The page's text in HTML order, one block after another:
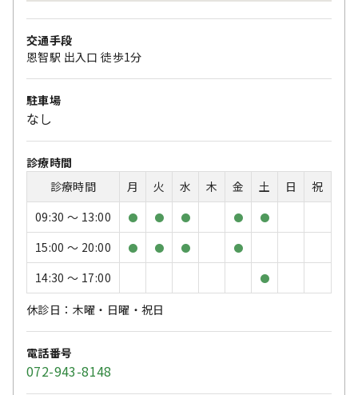
交通手段
恩智駅 出入口 徒歩1分
駐車場
なし
診療時間
診療時間
月 火 水 木 金 土 日
祝
09:30 〜 13:00
● ● ● ● ●
15:00 〜 20:00 ● ● ● ●
14:30 〜 17:00 ●
休診日：木曜・日曜・祝日
電話番号
072-943-8148